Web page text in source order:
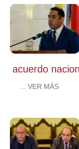
acuerdo
... VER MÁS